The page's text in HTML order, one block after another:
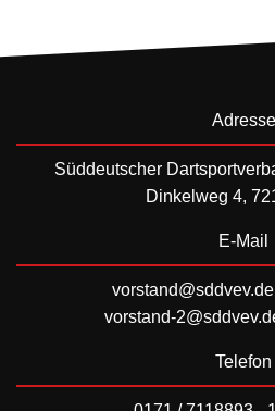
Adresse
Süddeutscher
Dinkelweg 4,
E-Mail
vorstand@sddvev.de
vorstand-
Telefon